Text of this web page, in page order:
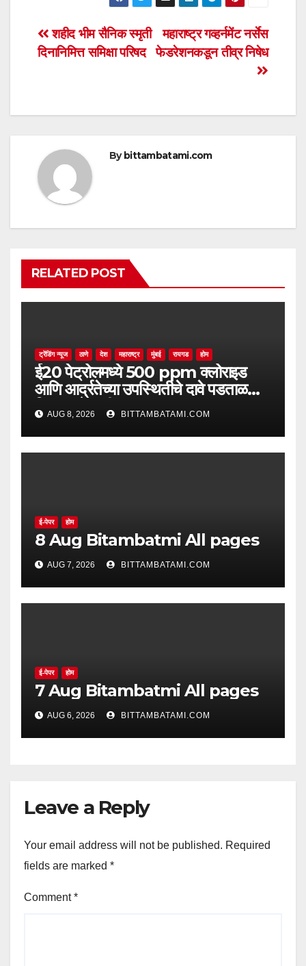
s
A
e
b
k
tt
er
ail ar
e
Post
महाराष्ट्र गव्हर्नमेंट नर्सेस
फेडरेशनकडून तीव्र निषेध
शहीद भीम सैनिक स्मृती
दिनानिमित्त समिक्षा परिषद
By bittambatami.com
RELATED POST
ट्रेंडिंग न्यूज ठाणे देश महाराष्ट्र मुंबई रायगड होम
ई20 पेट्रोलमध्ये 500 ppm क्लोराइड
आणि आर्द्रतेच्या उपस्थितीचे दावे पडताळणीत
सिद्ध झाले नाहीत
AUG 8, 2026 BITTAMBATAMI.COM
ई-पेपर होम
8 Aug Bitambatmi All pages
AUG 7, 2026 BITTAMBATAMI.COM
ई-पेपर होम
7 Aug Bitambatmi All pages
AUG 6, 2026 BITTAMBATAMI.COM
Leave a Reply
Your email address will not be published. Required
fields are marked *
Comment*